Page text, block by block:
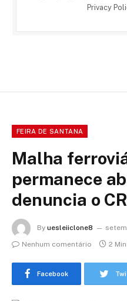
Privacy
FEIRA DE SANTANA
Malha
permanece
denuncia o
By uesleiiclone8
Nenhum comentário
2
Facebook